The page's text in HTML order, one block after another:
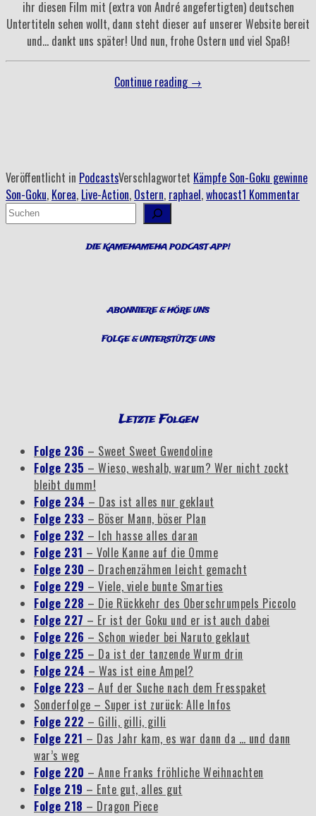
ihr diesen Film mit (extra von André angefertigten) deutschen
Untertiteln sehen wollt, dann steht dieser auf unserer Website bereit
und… dankt uns später! Und nun, frohe Ostern und viel Spaß!
Continue reading „Folge
→
Veröffentlicht in PodcastsVerschlagwortet Kämpfe Son-Goku gewinne
Son-Goku, Korea, Live-Action, Ostern, raphael,whocast1 Kommentar
Suchen
DIE KAMEHAMEHA PODCAST APP!
ABONNIERE & HÖRE UNS
FOLGE & UNTERSTÜTZE UNS
Letzte Folgen
Folge 236 – Sweet Sweet Gwendoline
Folge 235 – Wieso, weshalb, warum? Wer nicht zockt
bleibt dumm!
Folge 234 – Das ist alles nur geklaut
Folge 233 – Böser Mann, böser Plan
Folge 232 – Ich hasse alles daran
Folge 231 – Volle Kanne auf die Omme
Folge 230 – Drachenzähmen leicht gemacht
Folge 229 – Viele, viele bunte Smarties
Folge 228 – Die Rückkehr des Oberschrumpels Piccolo
Folge 227 – Er ist der Goku und er ist auch dabei
Folge 226 – Schon wieder bei Naruto geklaut
Folge 225 – Da ist der tanzende Wurm drin
Folge 224 – Was ist eine Ampel?
Folge 223 – Auf der Suche nach dem Fresspaket
Sonderfolge – Super ist zurück: Alle Infos
Folge 222 – Gilli, gilli, gilli
Folge 221 – Das Jahr kam, es war dann da … und dann
war’s weg
Folge 220 – Anne Franks fröhliche Weihnachten
Folge 219 – Ente gut, alles gut
Folge 218 – Dragon Piece